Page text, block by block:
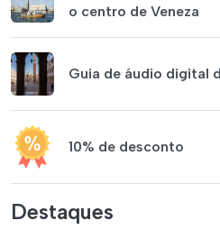
o centro de Veneza
Guia de áudio digital
10% de desconto
Destaques